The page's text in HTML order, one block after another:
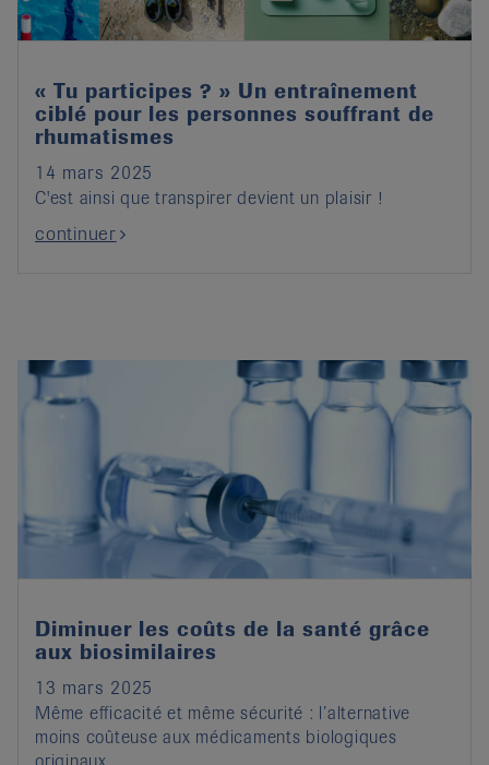
« Tu participes ? » Un entraînement
ciblé pour les personnes souffrant de
rhumatismes
14 mars 2025
C'est ainsi que transpirer devient un plaisir !
continuer
Diminuer les coûts de la santé grâce
aux biosimilaires
13 mars 2025
Même efficacité et même sécurité : l’alternative
moins coûteuse aux médicaments biologiques